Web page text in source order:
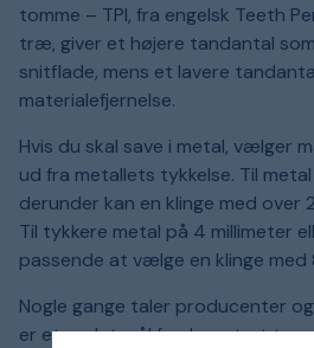
tomme – TPI, fra engelsk Teeth
træ, giver et højere tandantal
snitflade, mens et lavere
materialefjernelse.
Hvis du skal save i metal, vælger
ud fra metallets tykkelse. Til
derunder kan en klinge med over
Til tykkere metal på 4 millimeter
passende at vælge en klinge med
Nogle gange taler producenter
er et andet mål for, hvor tæt